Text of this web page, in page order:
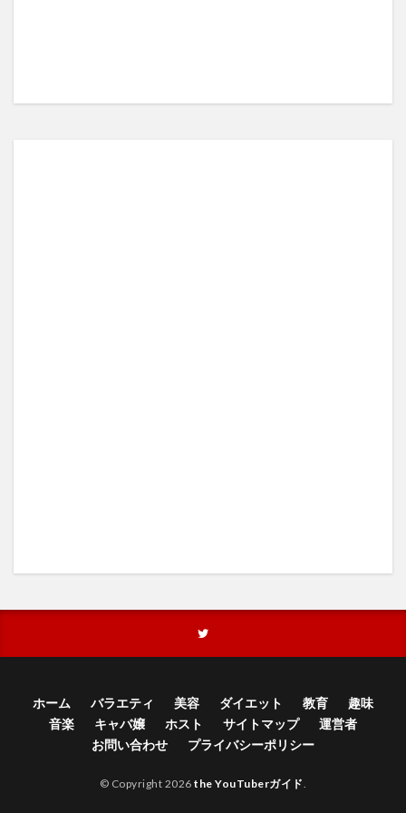
ホーム バラエティ 美容 ダイエット 教育
趣味
音楽
キャバ嬢 ホスト サイトマップ
運営者
お問い合わせ
プライバシーポリシー
© Copyright 2026the YouTuberガイド.